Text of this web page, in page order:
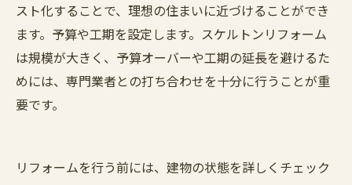
スト化することで、理想の住まいに近づけることができ
ます。予算や工期を設定します。スケルトンリフォーム
は規模が大きく、予算オーバーや工期の延長を避けるた
めには、専門業者との打ち合わせを十分に行うことが重
要です。
リフォームを行う前には、建物の状態を詳しくチェック